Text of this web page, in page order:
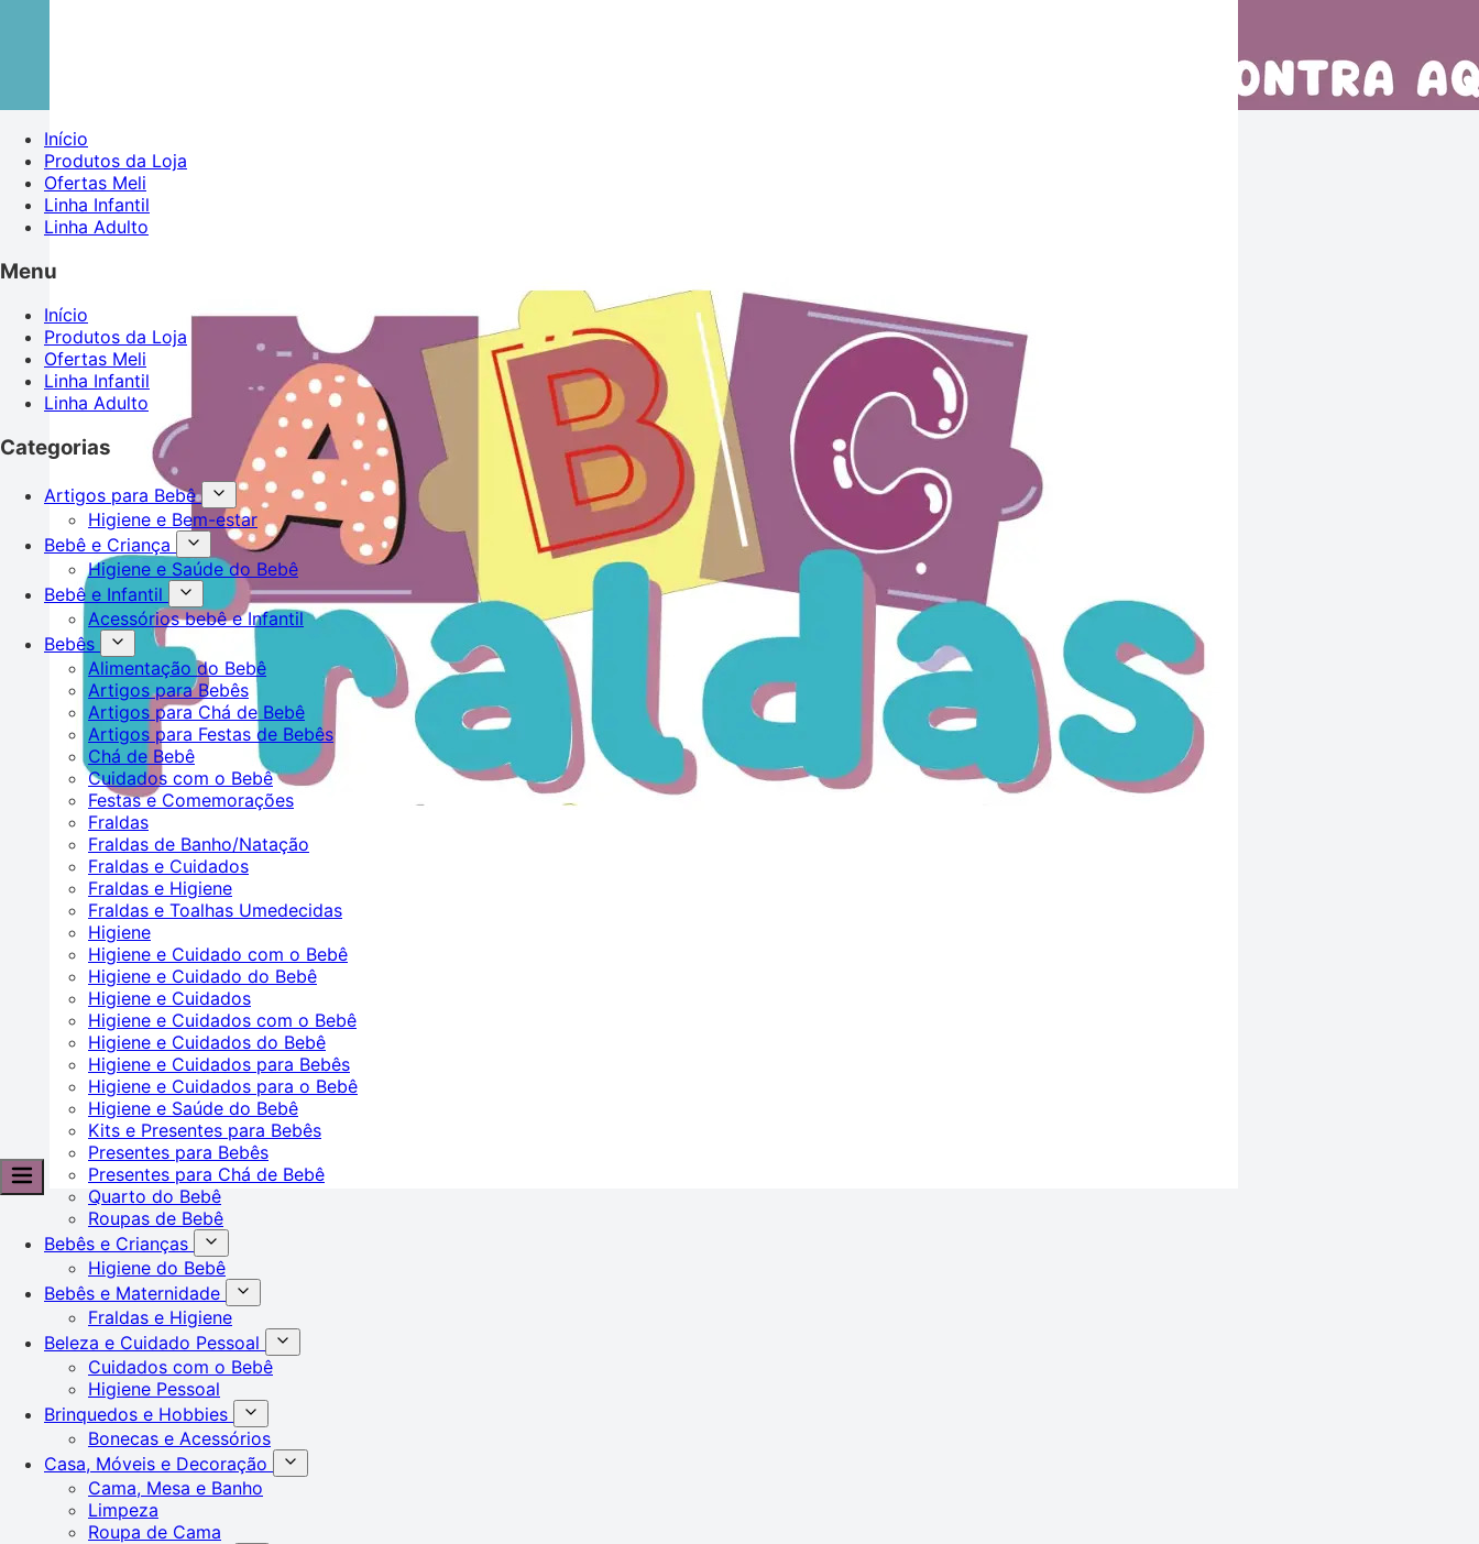
Início
Produtos da Loja
Ofertas Meli
Linha Infantil
Linha Adulto
Menu
Início
Produtos da Loja
Ofertas Meli
Linha Infantil
Linha Adulto
Categorias
Artigos para Bebê
Higiene e Bem-estar
Bebê e Criança
Higiene e Saúde do Bebê
Bebê e Infantil
Acessórios bebê e Infantil
Bebês
Alimentação do Bebê
Artigos para Bebês
Artigos para Chá de Bebê
Artigos para Festas de Bebês
Chá de Bebê
Cuidados com o Bebê
Festas e Comemorações
Fraldas
Fraldas de Banho/Natação
Fraldas e Cuidados
Fraldas e Higiene
Fraldas e Toalhas Umedecidas
Higiene
Higiene e Cuidado com o Bebê
Higiene e Cuidado do Bebê
Higiene e Cuidados
Higiene e Cuidados com o Bebê
Higiene e Cuidados do Bebê
Higiene e Cuidados para Bebês
Higiene e Cuidados para o Bebê
Higiene e Saúde do Bebê
Kits e Presentes para Bebês
Presentes para Bebês
Presentes para Chá de Bebê
Quarto do Bebê
Roupas de Bebê
Bebês e Crianças
Higiene do Bebê
Bebês e Maternidade
Fraldas e Higiene
Beleza e Cuidado Pessoal
Cuidados com o Bebê
Higiene Pessoal
Brinquedos e Hobbies
Bonecas e Acessórios
Casa, Móveis e Decoração
Cama, Mesa e Banho
Limpeza
Roupa de Cama